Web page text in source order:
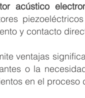
acústico
y contacto
ventajas
o la
en el proceso